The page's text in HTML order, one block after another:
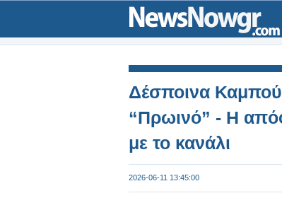
Δέσποινα
“Πρωινό” - Η
με το κανάλι
2026-06-11 13:45:00